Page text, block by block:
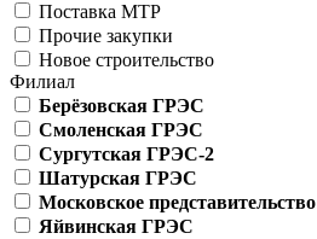
Поставка МТР
Прочие закупки
Новое строительство
Филиал
Берёзовская ГРЭС
Смоленская ГРЭС
Сургутская ГРЭС-2
Шатурская ГРЭС
Московское представительство
Яйвинская ГРЭС